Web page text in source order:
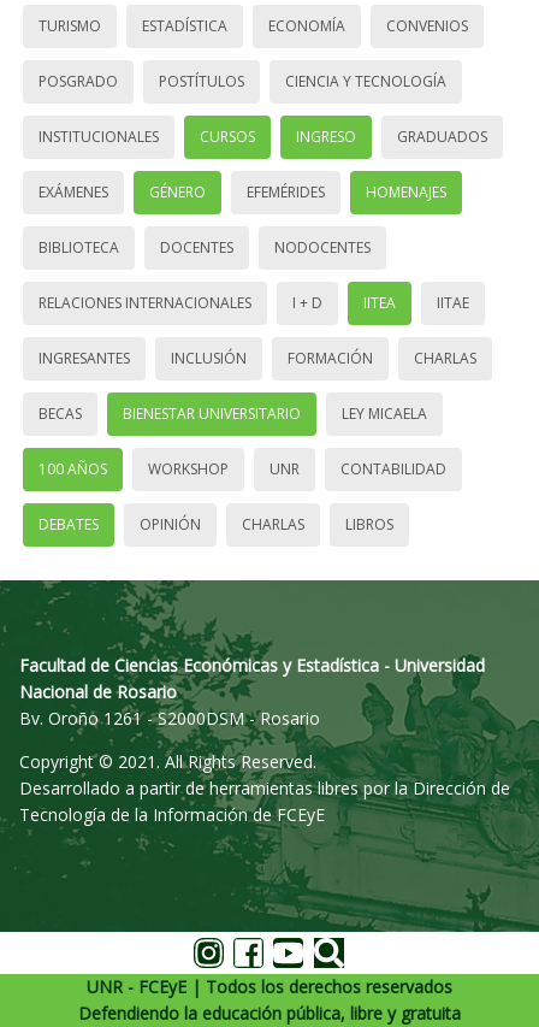
TURISMO ESTADÍSTICA ECONOMÍA CONVENIOS
POSGRADO POSTÍTULOS CIENCIA Y TECNOLOGÍA
INSTITUCIONALES CURSOS INGRESO GRADUADOS
EXÁMENES GÉNERO EFEMÉRIDES HOMENAJES
BIBLIOTECA DOCENTES NODOCENTES
RELACIONES INTERNACIONALES I + D IITEA IITAE
INGRESANTES INCLUSIÓN FORMACIÓN CHARLAS
BECAS BIENESTAR UNIVERSITARIO LEY MICAELA
100 AÑOS WORKSHOP UNR CONTABILIDAD
DEBATES OPINIÓN CHARLAS LIBROS
Facultad de Ciencias Económicas y Estadística - Universidad
Nacional de Rosario
Bv. Oroño 1261 - S2000DSM - Rosario
Copyright © 2021. All Rights Reserved.
Desarrollado a partir de herramientas libres por la Dirección de
Tecnología de la Información de FCEyE
UNR - FCEyE | Todos los derechos reservados
Defendiendo la educación pública, libre y gratuita